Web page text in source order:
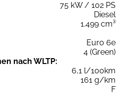
75 kW / 102 PS
Diesel
1.499 cm³
Euro 6e
4 (Green)
nach WLTP:
6,1 l/100km
161 g/km
F